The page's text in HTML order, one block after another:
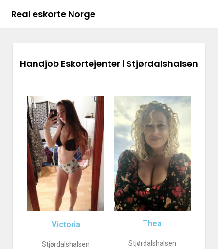
Real eskorte Norge
Handjob Eskortejenter i Stjørdalshalsen
Victoria
Stjørdalshalsen
Thea
Stjørdalshalsen